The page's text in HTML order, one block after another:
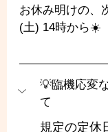
お休み明けの、
(土) 14時から☀️
💡臨機応変
て
規定の定休